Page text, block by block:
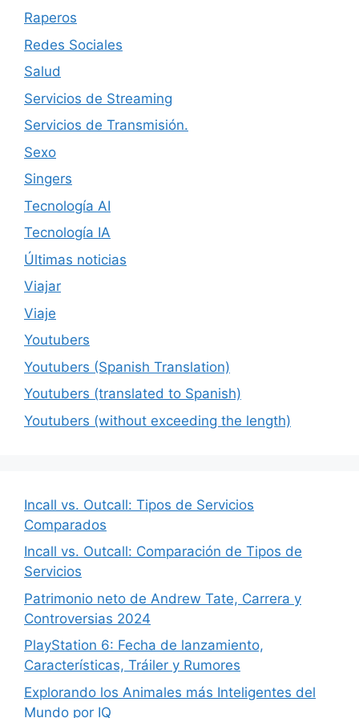
Raperos
Redes Sociales
Salud
Servicios de Streaming
Servicios de Transmisión.
Sexo
Singers
Tecnología AI
Tecnología IA
Últimas noticias
Viajar
Viaje
Youtubers
Youtubers (Spanish Translation)
Youtubers (translated to Spanish)
Youtubers (without exceeding the length)
Incall vs. Outcall: Tipos de Servicios
Comparados
Incall vs. Outcall: Comparación de Tipos de
Servicios
Patrimonio neto de Andrew Tate, Carrera y
Controversias 2024
PlayStation 6: Fecha de lanzamiento,
Características, Tráiler y Rumores
Explorando los Animales más Inteligentes del
Mundo por IQ